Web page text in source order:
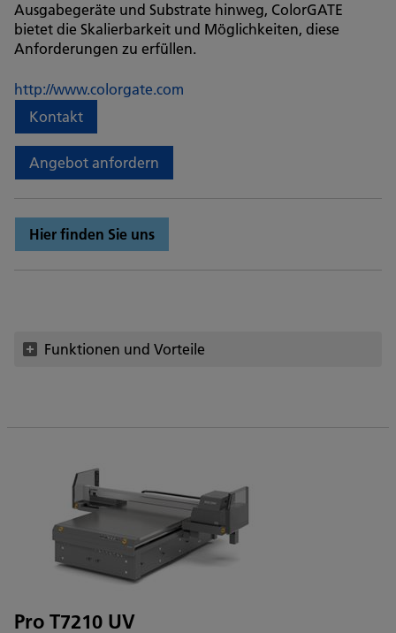
Ausgabegeräte und Substrate hinweg, ColorGATE
bietet die Skalierbarkeit und Möglichkeiten, diese
Anforderungen zu erfüllen.
http://www.colorgate.com
Kontakt
Angebot anfordern
Hier finden Sie uns
Funktionen und Vorteile
Pro T7210 UV